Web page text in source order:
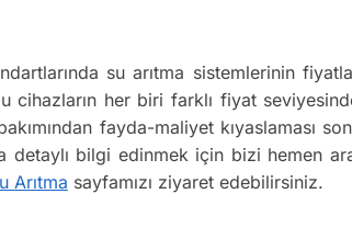
su arıtma sistemlerinin
cihazların her biri farklı fiyat
fayda-maliyet kıyaslaması
bilgi edinmek için bizi hemen
Arıtma sayfamızı ziyaret edebilirsiniz.